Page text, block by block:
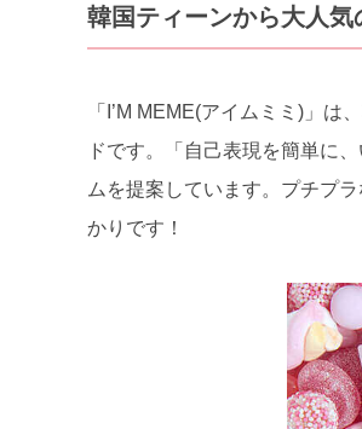
韓国ティーンから大人気
「I’M MEME(アイムミミ)」
ドです。「自己表現を簡単に
ムを提案しています。プチプ
かりです！